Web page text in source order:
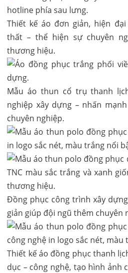
Thiết kế áo đơn giản, hiện
thất – thể hiện sự chuyên
thương hiệu.
Mẫu áo thun cổ trụ thanh
nghiệp xây dựng – nhấn
chuyên nghiệp.
Đồng phục công trình xây
giản giúp đội ngũ thêm chuyên
Thiết kế áo đồng phục thanh
dục – công nghệ, tạo hình ảnh